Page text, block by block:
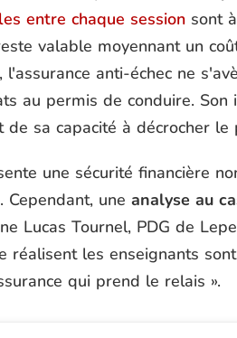
entre chaque sessionsont à
valable moyennant un
anti-échec ne
au permis de conduire.
sa capacité à décrocher
une sécurité financière
une analyse au
Lucas Tournel, PDG de
réalisent les enseignants
qui prend le relais ».